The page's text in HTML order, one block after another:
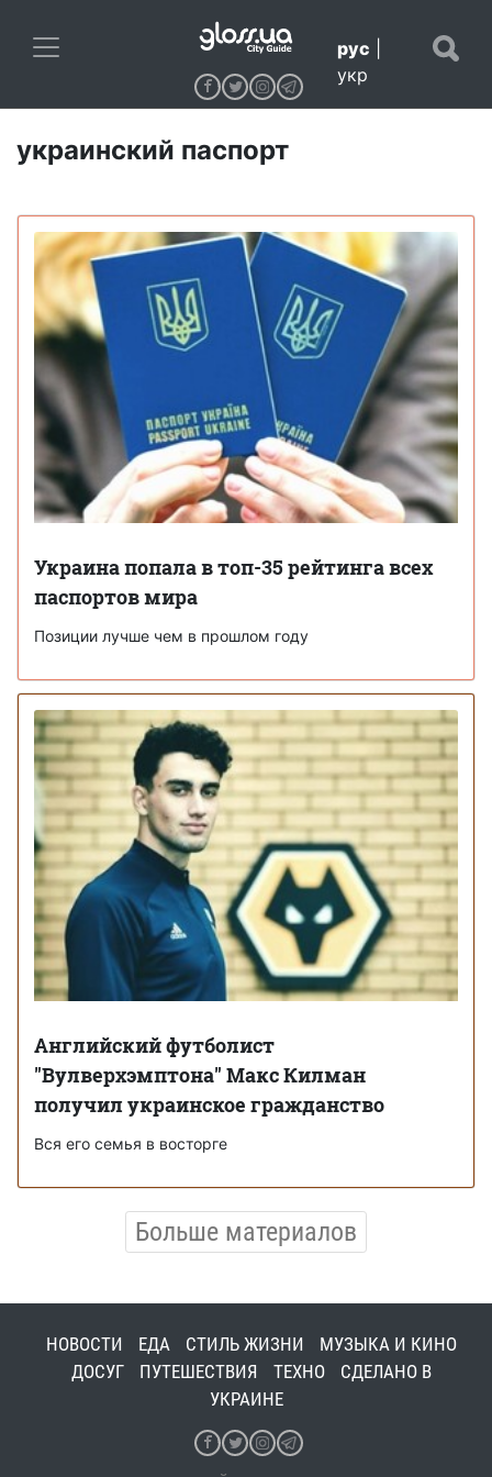
рус
укр
украинский паспорт
Украина попала в топ-35 рейтинга всех
паспортов мира
Позиции лучше чем в прошлом году
Английский футболист
"Вулверхэмптона" Макс Килман
получил украинское гражданство
Вся его семья в восторге
Больше материалов
НОВОСТИ ЕДА СТИЛЬ ЖИЗНИ
МУЗЫКА И КИНО
ДОСУГ
ПУТЕШЕСТВИЯ ТЕХНО
СДЕЛАНО В
УКРАИНЕ